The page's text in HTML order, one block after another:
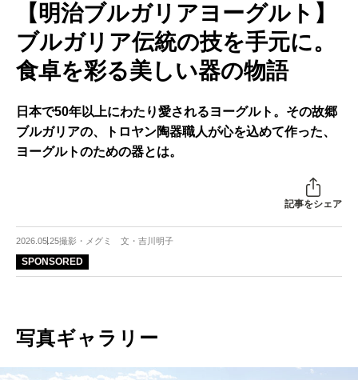
【明治ブルガリアヨーグルト】
ブルガリア伝統の技を手元に。
食卓を彩る美しい器の物語
日本で50年以上にわたり愛されるヨーグルト。その故郷
ブルガリアの、トロヤン陶器職人が心を込めて作った、
ヨーグルトのための器とは。
記事をシェア
2026.05.25撮影・メグミ 文・吉川明子
SPONSORED
写真ギャラリー